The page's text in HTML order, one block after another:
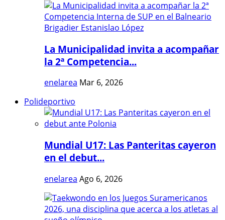
La Municipalidad invita a acompañar
la 2ª Competencia...
enelarea Mar 6, 2026
Polideportivo
Mundial U17: Las Panteritas cayeron
en el debut...
enelarea Ago 6, 2026